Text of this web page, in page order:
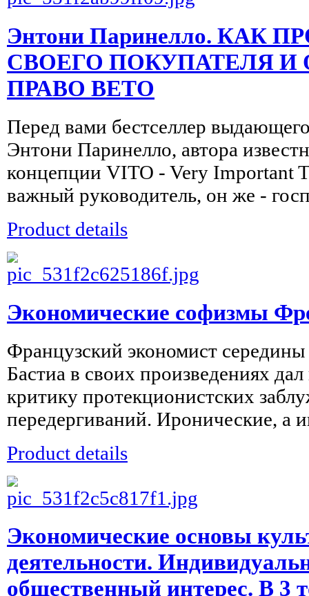
Энтони Паринелло. КАК
СВОЕГО ПОКУПАТЕЛЯ И
ПРАВО ВЕТО
Перед вами бестселлер
Энтони Паринелло, автора
концепции VITO - Very Important
важный руководитель, он же -
Product details
Экономические софизмы
Французский экономист
Бастиа в своих произведениях
критику протекционистских
передергиваний. Иронические, а
Product details
Экономические основы
деятельности.
общественный интерес. В 3